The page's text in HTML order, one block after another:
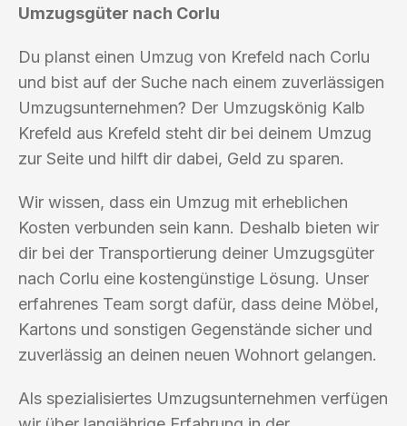
Umzugsgüter nach Corlu
Du planst einen Umzug von Krefeld nach Corlu
und bist auf der Suche nach einem zuverlässigen
Umzugsunternehmen? Der Umzugskönig Kalb
Krefeld aus Krefeld steht dir bei deinem Umzug
zur Seite und hilft dir dabei, Geld zu sparen.
Wir wissen, dass ein Umzug mit erheblichen
Kosten verbunden sein kann. Deshalb bieten wir
dir bei der Transportierung deiner Umzugsgüter
nach Corlu eine kostengünstige Lösung. Unser
erfahrenes Team sorgt dafür, dass deine Möbel,
Kartons und sonstigen Gegenstände sicher und
zuverlässig an deinen neuen Wohnort gelangen.
Als spezialisiertes Umzugsunternehmen verfügen